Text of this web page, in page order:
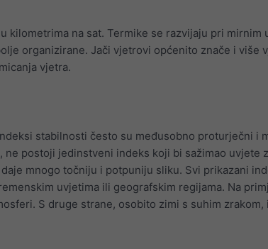
kilometrima na sat. Termike se razvijaju pri mirnim
organizirane. Jači vjetrovi općenito znače i više
vjetra.
stabilnosti često su međusobno proturječni i
postoji jedinstveni indeks koji bi sažimao uvjete
mnogo točniju i potpuniju sliku. Svi prikazani
uvjetima ili geografskim regijama. Na
S druge strane, osobito zimi s suhim